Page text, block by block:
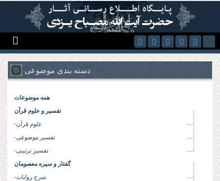
Skip to main content
دسته بندی موضوعی
همه موضوعات
تفسیر و علوم قرآن
-علوم قرآن
-تفسیر موضوعی
-تفسیر ترتیبی
گفتار و سیره معصومان
-شرح روایات